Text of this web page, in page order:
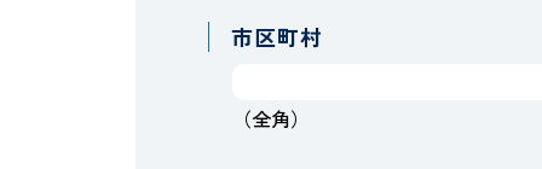
市区町村
（全角）